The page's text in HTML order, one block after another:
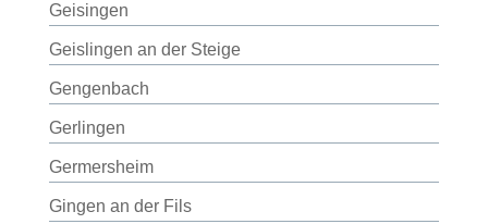
Geisingen
Geislingen an der Steige
Gengenbach
Gerlingen
Germersheim
Gingen an der Fils